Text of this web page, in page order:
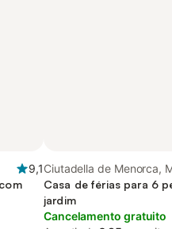
9,1Ciutadella de Menorca,
Casa de férias para 6
jardim
Cancelamento gratuito